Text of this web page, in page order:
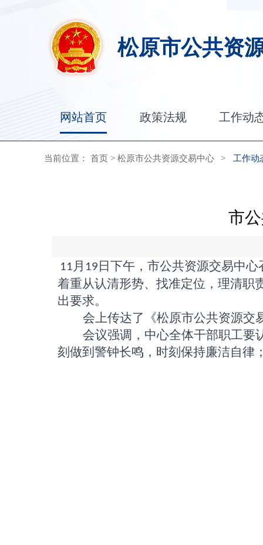
松原市公共资
网站首页 政策法规 工作动
当前位置： 首页 > 松原市公共资源交易中心 > 工作动
市
11月 19 日下午，市公共资源交易中
着重从认清形势、找准定位，理清职
出要求。
会上传达了《松原市公共资源交
会议强调，中心全体干部职工要
刻做到警钟长鸣，时刻保持廉洁自律